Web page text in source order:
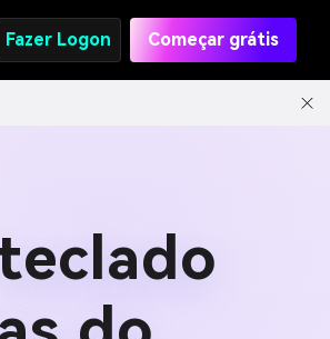
Fazer Logon Começar grátis